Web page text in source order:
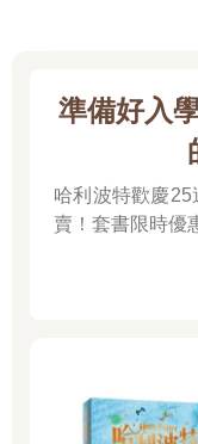
準備好入
哈利波特歡慶25
賣！套書限時優